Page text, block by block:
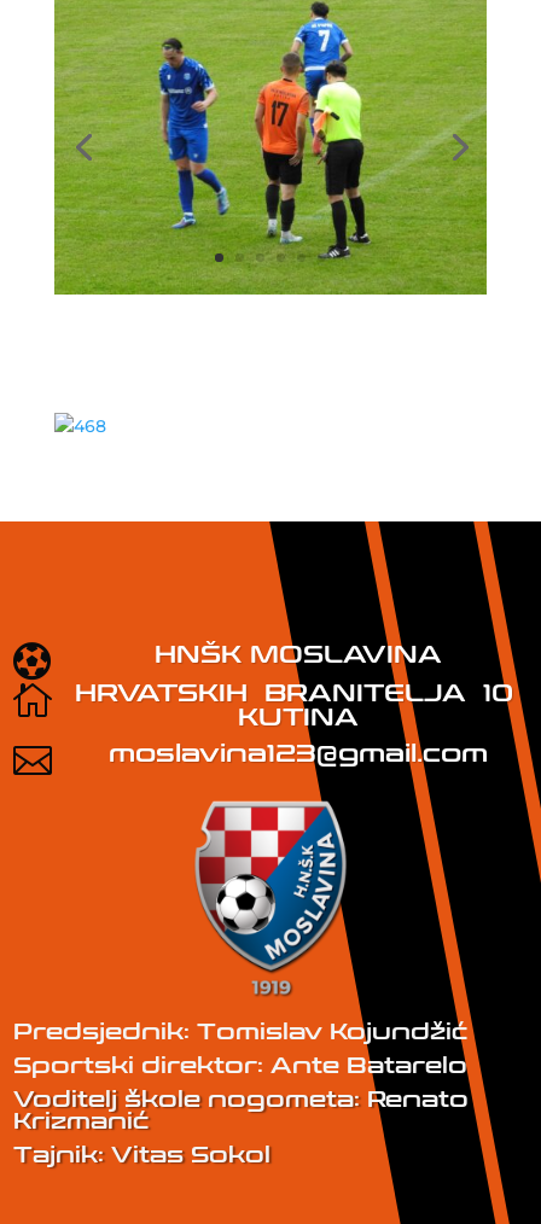
 HNŠK MOSLAVINA

HRVATSKIH BRANITELJA 10
KUTINA
 moslavina123@gmail.com
Predsjednik: Tomislav Kojundžić
Sportski direktor: Ante Batarelo
Voditelj škole nogometa: Renato
Krizmanić
Tajnik: Vitas Sokol